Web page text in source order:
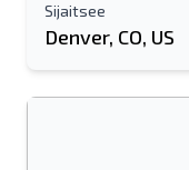
Sijaitsee
Denver, CO, US